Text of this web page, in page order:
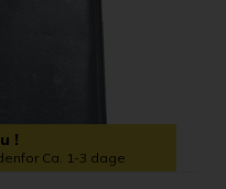
!
Ca. 1-3 dage